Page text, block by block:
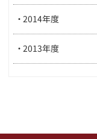
2014年度
2013年度